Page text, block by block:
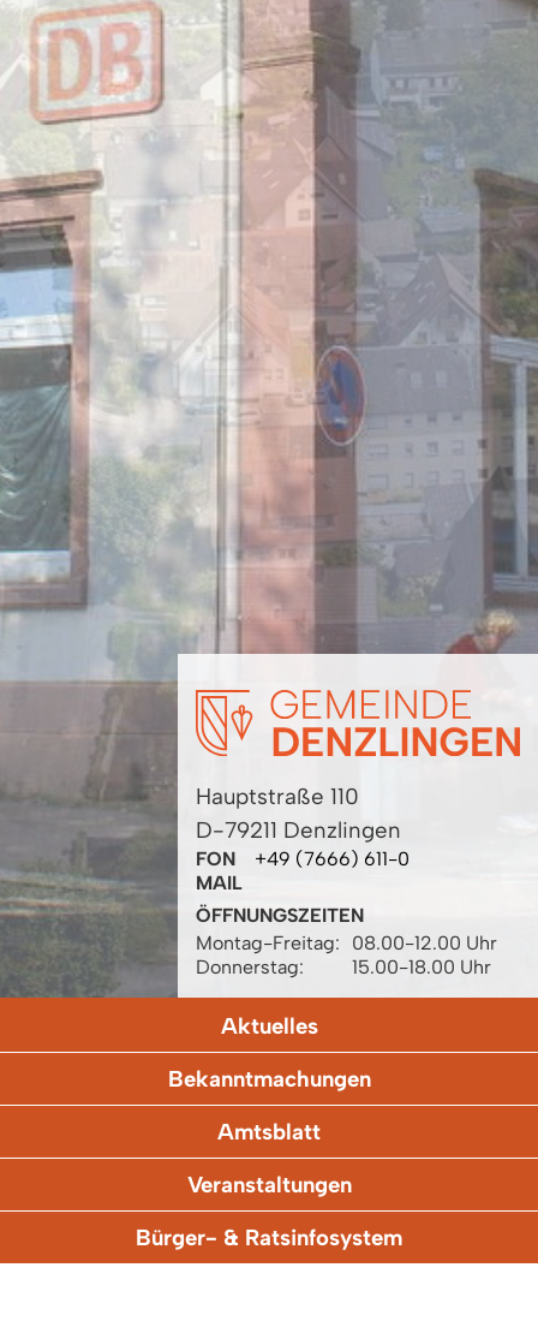
Hauptstraße 110
D-79211 Denzlingen
FON
+49 (7666) 611-0
MAIL
ÖFFNUNGSZEITEN
Montag-Freitag:
08.00-12.00 Uhr
Donnerstag:
15.00-18.00 Uhr
Aktuelles
Bekanntmachungen
Amtsblatt
Veranstaltungen
Bürger- & Ratsinfosystem